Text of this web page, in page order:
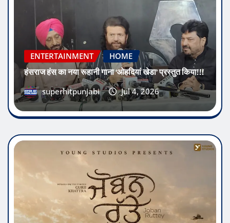
हंसराज हंस का नया रूहानी गाना ‘ओहदियां खेडा’ प्रस्तुत किया!!!
superhitpunjabi Jul 4, 2026
ENTERTAINMENT MOVIES